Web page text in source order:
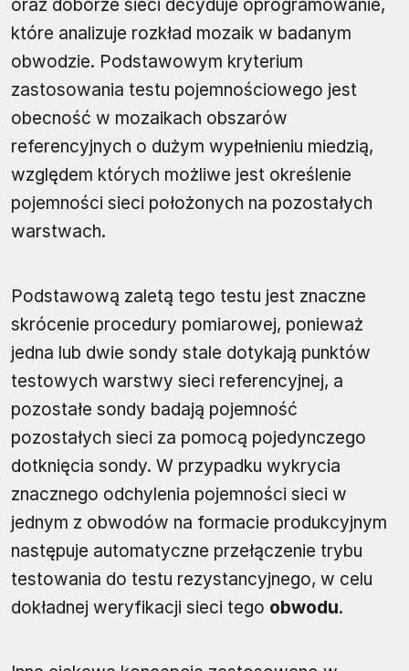
oraz doborze sieci decyduje oprogramowanie,
które analizuje rozkład mozaik w badanym
obwodzie. Podstawowym kryterium
zastosowania testu pojemnościowego jest
obecność w mozaikach obszarów
referencyjnych o dużym wypełnieniu miedzią,
względem których możliwe jest określenie
pojemności sieci położonych na pozostałych
warstwach.
Podstawową zaletą tego testu jest znaczne
skrócenie procedury pomiarowej, ponieważ
jedna lub dwie sondy stale dotykają punktów
testowych warstwy sieci referencyjnej, a
pozostałe sondy badają pojemność
pozostałych sieci za pomocą pojedynczego
dotknięcia sondy. W przypadku wykrycia
znacznego odchylenia pojemności sieci w
jednym z obwodów na formacie produkcyjnym
następuje automatyczne przełączenie trybu
testowania do testu rezystancyjnego, w celu
dokładnej weryfikacji sieci tego obwodu.